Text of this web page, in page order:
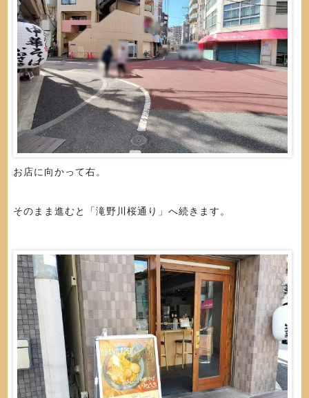
お店に向かって右。
そのまま進むと「滝野川桜通り」へ続きます。